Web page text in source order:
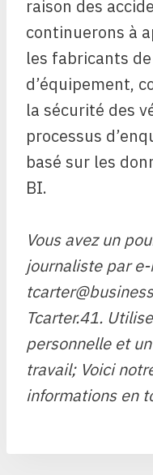
raison des
continuerons à
les fabricants
d’équipement,
la sécurité des
processus
basé sur les
BI.
Vous avez un
journaliste par
Tcarter.41.
personnelle et
travail; Voici
informations en